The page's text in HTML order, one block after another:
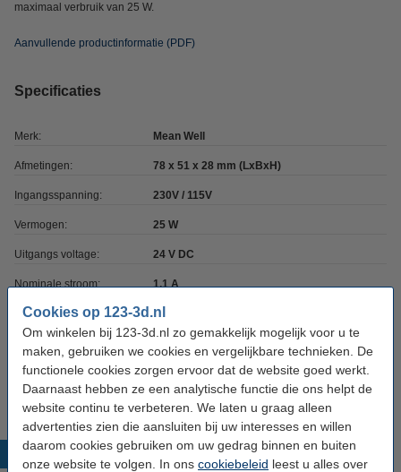
Cookies op 123-3d.nl
Om winkelen bij 123-3d.nl zo gemakkelijk mogelijk voor u te
maken, gebruiken we cookies en vergelijkbare technieken. De
functionele cookies zorgen ervoor dat de website goed werkt.
Daarnaast hebben ze een analytische functie die ons helpt de
website continu te verbeteren. We laten u graag alleen
advertenties zien die aansluiten bij uw interesses en willen
daarom cookies gebruiken om uw gedrag binnen en buiten
onze website te volgen. In ons cookiebeleid leest u alles over
maximaal verbruik van 25 W.
Aanvullende productinformatie (PDF)
Specificaties
Merk: Mean Well
Afmetingen: 78 x 51 x 28 mm (LxBxH)
Ingangsspanning: 230V / 115V
Vermogen: 25 W
Uitgangs voltage: 24 V DC
Nominale stroom: 1,1 A
Gewicht: 0,2 kg
uw oude apparaat
Ons Artikelnr: LVE00130
Populaire producten